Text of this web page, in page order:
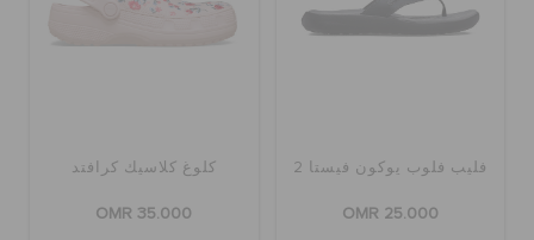
كروكس لمكان العمل
فليب فلوب يوكون فيستا 2
OMR 25.000
كلوغ كلاسيك كرافتد
OMR 35.000